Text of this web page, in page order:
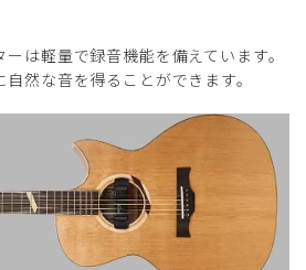
は軽量で録音機能を備えています。
然な音を得ることができます。